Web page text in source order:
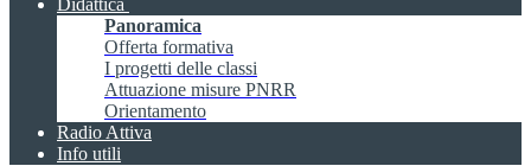
Didattica
Panoramica
Offerta formativa
I progetti delle classi
Attuazione misure PNRR
Orientamento
Radio Attiva
Info utili